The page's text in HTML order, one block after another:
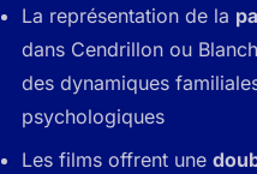
La représentation de la
dans Cendrillon ou
des dynamiques
psychologiques
Les films offrent une